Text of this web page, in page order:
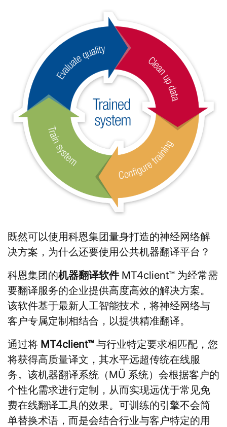
既然可以使用科恩集团量身打造的神经网络解
决方案，为什么还要使用公共机器翻译平台？
科恩集团的机器翻译软件MT4client™ 为经常需
要翻译服务的企业提供高度高效的解决方案。
该软件基于最新人工智能技术，将神经网络与
客户专属定制相结合，以提供精准翻译。
通过将 MT4client™ 与行业特定要求相匹配，您
将获得高质量译文，其水平远超传统在线服
务。该机器翻译系统（MÜ 系统）会根据客户的
个性化需求进行定制，从而实现远优于常见免
费在线翻译工具的效果。可训练的引擎不会简
单替换术语，而是会结合行业与客户特定的用